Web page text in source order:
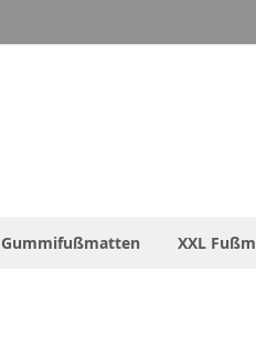
Gummifußmatten XXL